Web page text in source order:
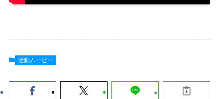
活動ムービー